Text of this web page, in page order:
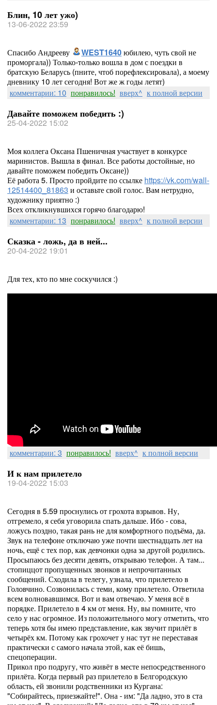
Блин, 10 лет ужо)
13-06-2022 23:59
Спасибо Андрееву WEST1640юбилею, чуть свой не
проморгала)) Только-только вошла в дом с поездки в
братскую Беларусь (пните, чтоб порефлексировала), а моему
дневнику 10 лет сегодня! Вот же ж годы летят)
комментарии: 10 понравилось! вверх^ к полной версии
Давайте поможем победить :)
25-04-2022 15:02
Моя коллега Оксана Пшеничная участвует в конкурсе
маринистов. Вышла в финал. Все работы достойные, но
давайте поможем победить Оксане))
Её работа 5. Просто пройдите по ссылке https://vk.com/wall-
12514400_81863 и оставьте свой голос. Вам нетрудно,
художнику приятно :)
Всех откликнувшихся горячо благодарю!
комментарии: 13 понравилось! вверх^ к полной версии
Сказка - ложь, да в ней...
20-04-2022 19:01
Для тех, кто по мне соскучился :)
комментарии: 3 понравилось! вверх^ к полной версии
И к нам прилетело
19-04-2022 15:03
Сегодня в 5.59 проснулись от грохота взрывов. Ну,
отгремело, я себя уговорила спать дальше. Ибо - сова,
ложусь поздно, такая рань не для комфортного подъёма, да.
Звук на телефоне отключаю уже почти шестнадцать лет на
ночь, ещё с тех пор, как девчонки одна за другой родились.
Просыпаюсь без десяти девять, открываю телефон. А там...
стопиццот пропущенных звонков и непрочитанных
сообщений. Сходила в телегу, узнала, что прилетело в
Головчино. Созвонилась с теми, кому прилетело. Ответила
всем волновавшимся. Вот и вам отвечаю. У меня всё в
порядке. Прилетело в 4 км от меня. Ну, вы помните, что
село у нас огромное. Из положительного могу отметить, что
теперь хотя бы имею представление, как звучит прилёт в
четырёх км. Потому как грохочет у нас тут не переставая
практически с самого начала этой, как её бишь,
спецоперации.
Прикол про подругу, что живёт в месте непосредственного
прилёта. Когда первый раз прилетело в Белгородскую
область, ей звонили родственники из Кургана:
"Собирайтесь, приезжайте!". Она - им: "Да ладно, это в ста